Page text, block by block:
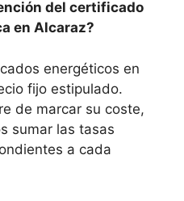
del certificado
en Alcaraz?
energéticos en
fijo estipulado.
de marcar su coste,
sumar las tasas
a cada